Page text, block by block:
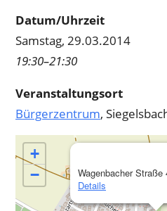
Datum/Uhrzeit
Samstag, 29.03.2014
19:30–21:30
Veranstaltungsort
Bürgerzentrum,
Wagenbacher
Details
+
−